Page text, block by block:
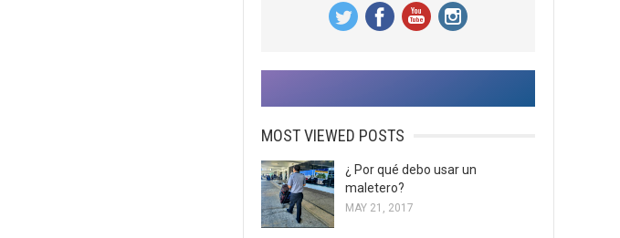
MOST VIEWED POSTS
¿ Por qué debo usar un
maletero?
MAY 21, 2017